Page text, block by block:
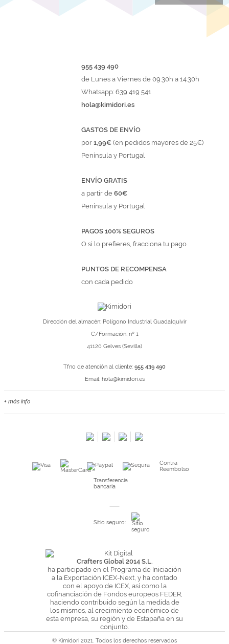
955 439 490
de Lunes a Viernes de 09:30h a 14:30h
Whatsapp: 639 419 541
hola@kimidori.es
GASTOS DE ENVÍO
por1,99€(en pedidos mayores de 25€)
Península y Portugal
ENVÍO GRATIS
a partir de60€
Península y Portugal
PAGOS 100% SEGUROS
O si lo prefieres, fracciona tu pago
PUNTOS DE RECOMPENSA
con cada pedido
Dirección del almacén: Polígono Industrial Guadalquivir
C/Formación, nº 1
41120 Gelves (Sevilla)
Tfno de atención al cliente: 955 439 490
Email: hola@kimidori.es
+ más info
Kimidori PRINT, nuestro servicio de impresión de fotos
Pago seguro y financiación
Condiciones generales de Compra
Política de Privacidad
Política de Cookies
Contra
Reembolso
Transferencia
bancaria
Sitio seguro:
Crafters Global 2014 S.L.
ha participado en el Programa de Iniciación
a la Exportación ICEX-Next, y ha contado
con el apoyo de ICEX, así como la
cofinanciación de Fondos europeos FEDER,
haciendo contribuido según la medida de
los mismos, al crecimiento económico de
esta empresa, su región y de Estapaña en su
conjunto.
© Kimidori 2021. Todos los derechos reservados